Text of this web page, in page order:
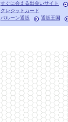
すぐに会える出会いサイト
クレジットカード
バルーン通販
通販王国